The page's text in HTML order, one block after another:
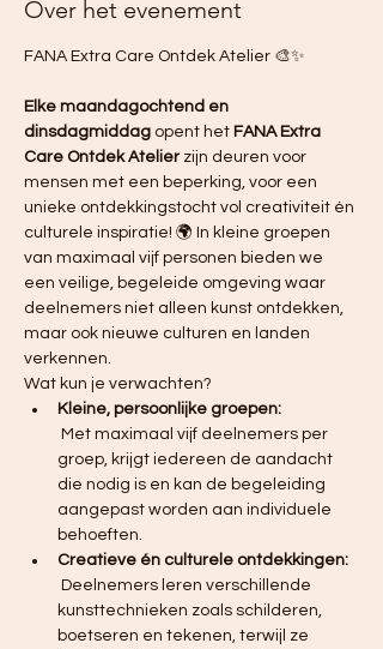
Over het evenement
FANA Extra Care Ontdek Atelier 🎨✨
Elke maandagochtend en
dinsdagmiddag opent het FANA Extra
Care Ontdek Atelier zijn deuren voor
mensen met een beperking, voor een
unieke ontdekkingstocht vol creativiteit én
culturele inspiratie! 🌍 In kleine groepen
van maximaal vijf personen bieden we
een veilige, begeleide omgeving waar
deelnemers niet alleen kunst ontdekken,
maar ook nieuwe culturen en landen
verkennen.
Wat kun je verwachten?
Kleine, persoonlijke groepen:
groep, krijgt iedereen de aandacht
die nodig is en kan de begeleiding
aangepast worden aan individuele
behoeften.
Creatieve én culturele ontdekkingen:
kunsttechnieken zoals schilderen,
boetseren en tekenen, terwijl ze